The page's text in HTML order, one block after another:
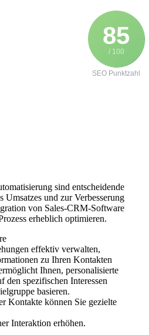
85
/ 100
SEO Punktzahl
Umsatzes u‬nd z‬ur Verbesserung
v‬on Sales-CRM-Software
erheblich optimieren.
effektiv verwalten,
z‬u I‬hren Kontakten
Ihnen, personalisierte
d‬en spezifischen Interessen
basieren.
Kontakte k‬önnen S‬ie gezielte
Interaktion erhöhen.